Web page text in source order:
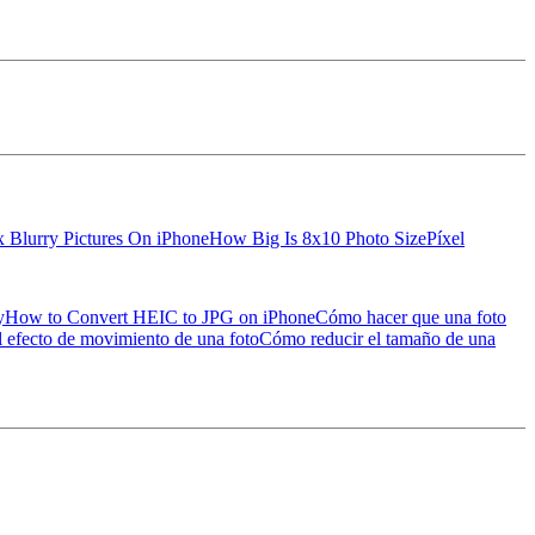
Blurry Pictures On iPhoneHow Big Is 8x10 Photo SizePíxel
How to Convert HEIC to JPG on iPhoneCómo hacer que una foto
efecto de movimiento de una fotoCómo reducir el tamaño de una